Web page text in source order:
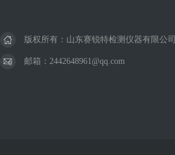
版权所有：山东赛锐特检测仪器有限公司
邮箱：2442648961@qq.com